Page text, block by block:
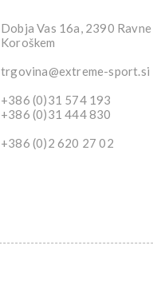
Dobja Vas 16a, 2390 Ravne
Koroškem
trgovina@extreme-sport.si
+386 (0)31 574 193
+386 (0)31 444 830
+386 (0)2 620 27 02